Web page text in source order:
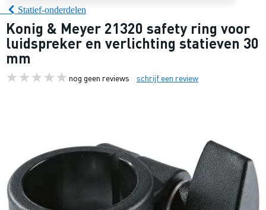
Statief-onderdelen
Konig & Meyer 21320 safety ring voor
luidspreker en verlichting statieven 30
mm
nog geen reviews schrijf een review